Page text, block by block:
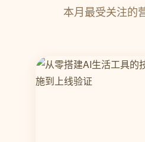
本月最受关注的